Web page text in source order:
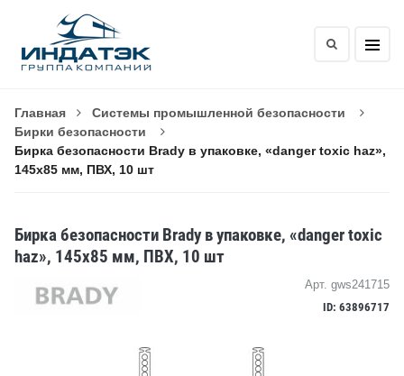
Главная
Системы промышленной безопасности
Бирки безопасности
Бирка безопасности Brady в упаковке, «danger toxic haz»,
145x85 мм, ПВХ, 10 шт
Бирка безопасности Brady в упаковке, «danger toxic
haz», 145x85 мм, ПВХ, 10 шт
Арт. gws241715
ID: 63896717